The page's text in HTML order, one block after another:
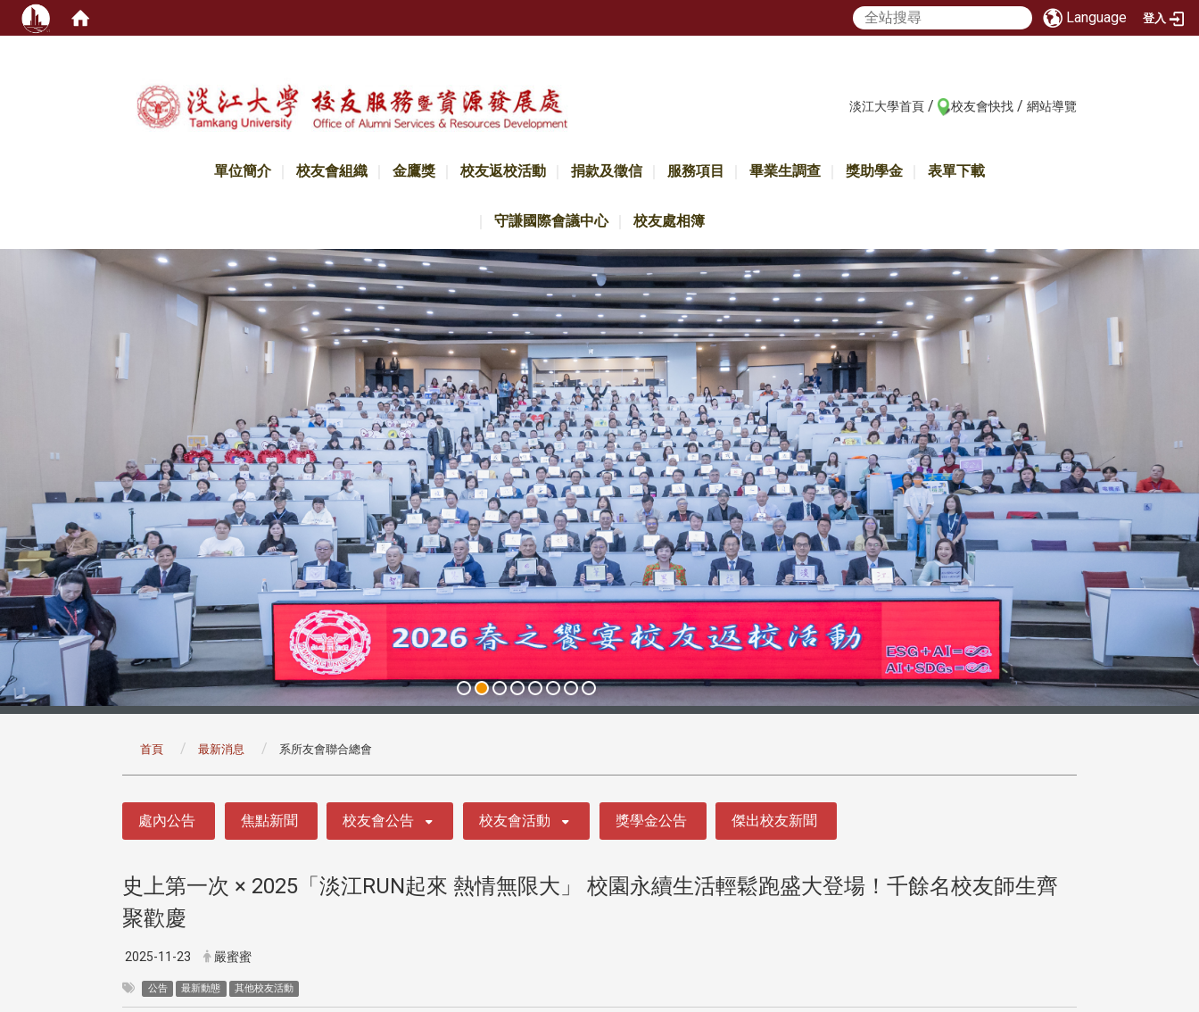
Language 登入
淡江大學首頁 / 校友會快找 / 網站導覽
單位簡介 校友會組織 金鷹獎 校友返校活動 捐款及徵信 服務項目 畢業生調查 獎助學金 表單下載
守謙國際會議中心 校友處相簿
首頁 最新消息 系所友會聯合總會
處內公告 焦點新聞 校友會公告 校友會活動 獎學金公告 傑出校友新聞
史上第一次 × 2025「淡江RUN起來 熱情無限大」 校園永續生活輕鬆跑盛大登場！千餘名校友師生齊
聚歡慶
2025-11-23 嚴蜜蜜
公告 最新動態 其他校友活動